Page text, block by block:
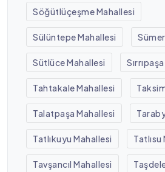
Söğütlüçeşme Mahallesi
Sülüntepe Mahallesi
Sütlüce Mahallesi
Tahtakale Mahallesi
Talatpaşa Mahallesi
Tatlıkuyu Mahallesi Tatlısu
Tavşancıl Mahallesi